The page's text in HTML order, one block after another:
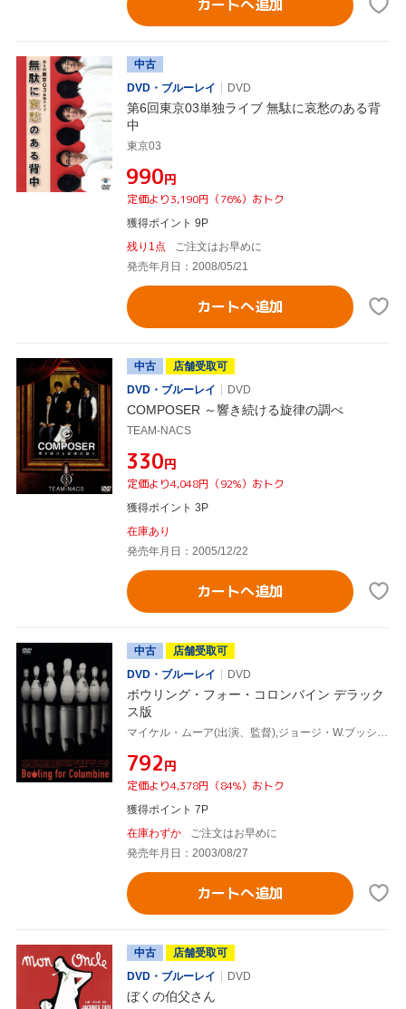
カートへ追加
中古
DVD・ブルーレイ
DVD
第6回東京03単独ライブ 無駄に哀愁のある背
中
東京03
¥990円
定価より3,190円（76%）おトク
獲得ポイント 9P
残り1点
ご注文はお早めに
発売年月日：2008/05/21
カートへ追加
中古
店舗受取可
DVD・ブルーレイ
DVD
COMPOSER ～響き続ける旋律の調べ
TEAM-NACS
¥330円
定価より4,048円（92%）おトク
獲得ポイント 3P
在庫あり
発売年月日：2005/12/22
カートへ追加
中古
店舗受取可
DVD・ブルーレイ
DVD
ボウリング・フォー・コロンバイン デラック
ス版
¥792円
定価より4,378円（84%）おトク
獲得ポイント 7P
在庫わずか
ご注文はお早めに
発売年月日：2003/08/27
カートへ追加
中古
店舗受取可
DVD・ブルーレイ
DVD
ぼくの伯父さん